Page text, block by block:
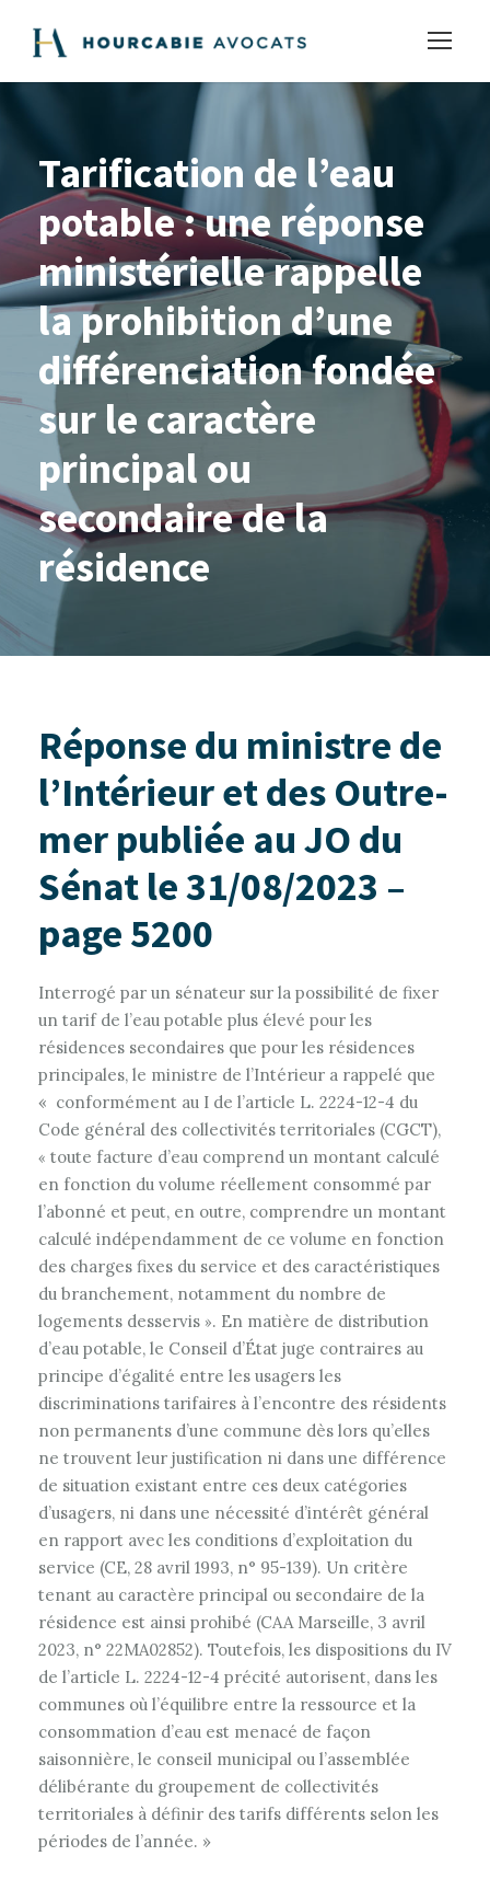
Tarification de l’eau
potable : une réponse
ministérielle rappelle
la prohibition d’une
différenciation fondée
sur le caractère
principal ou
secondaire de la
résidence
Réponse du ministre de
l’Intérieur et des Outre-
mer publiée au JO du
Sénat le 31/08/2023 –
page 5200
Interrogé par un sénateur sur la possibilité de fixer
un tarif de l’eau potable plus élevé pour les
résidences secondaires que pour les résidences
principales, le ministre de l’Intérieur a rappelé que
« conformément au I de l’article L. 2224-12-4 du
Code général des collectivités territoriales (CGCT),
« toute facture d’eau comprend un montant calculé
en fonction du volume réellement consommé par
l’abonné et peut, en outre, comprendre un montant
calculé indépendamment de ce volume en fonction
des charges fixes du service et des caractéristiques
du branchement, notamment du nombre de
logements desservis ». En matière de distribution
d’eau potable, le Conseil d’État juge contraires au
principe d’égalité entre les usagers les
discriminations tarifaires à l’encontre des résidents
non permanents d’une commune dès lors qu’elles
ne trouvent leur justification ni dans une différence
de situation existant entre ces deux catégories
d’usagers, ni dans une nécessité d’intérêt général
en rapport avec les conditions d’exploitation du
service (CE, 28 avril 1993, n° 95-139). Un critère
tenant au caractère principal ou secondaire de la
résidence est ainsi prohibé (CAA Marseille, 3 avril
2023, n° 22MA02852). Toutefois, les dispositions du IV
de l’article L. 2224-12-4 précité autorisent, dans les
communes où l’équilibre entre la ressource et la
consommation d’eau est menacé de façon
saisonnière, le conseil municipal ou l’assemblée
délibérante du groupement de collectivités
territoriales à définir des tarifs différents selon les
périodes de l’année. »